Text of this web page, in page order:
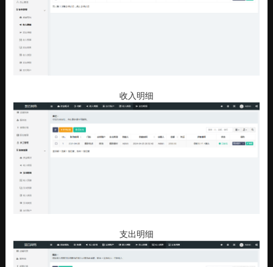
收入明细
支出明细